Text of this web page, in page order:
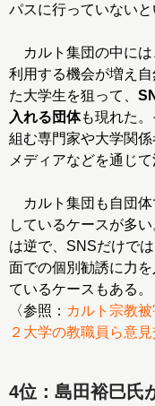
パスに行っていないと
カルト集団の中には
利用する機会が増え
た大学生を狙って、
入れる団体も現れた
組む専門家や大学関
メディアなどを通じ
カルト集団も自団体
しているケースが多
は逆で、SNSだけで
面での個別勧誘に力
ているケースもある。
〈参照： カルト宗教
２大学の教職員ら意
4位：島田裕巳氏